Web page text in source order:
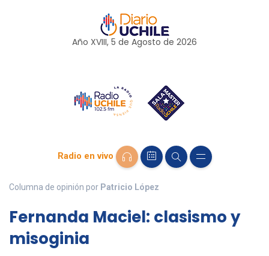
Año XVIII, 5 de Agosto de 2026
Radio en vivo
Columna de opinión por Patricio López
Fernanda Maciel: clasismo y
misoginia